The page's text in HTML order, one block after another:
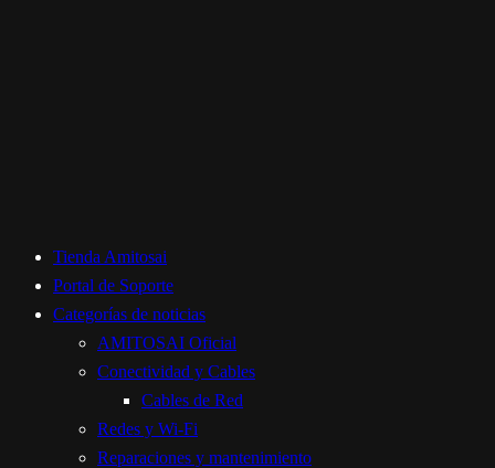
Tienda Amitosai
Portal de Soporte
Categorías de noticias
AMITOSAI Oficial
Conectividad y Cables
Cables de Red
Redes y Wi-Fi
Reparaciones y mantenimiento